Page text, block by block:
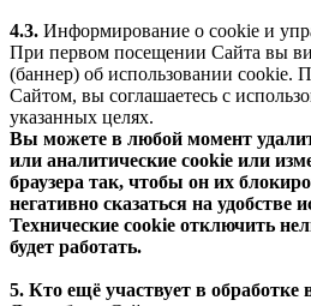
4.3. Информирование о cookie и
При первом посещении Сайта вы
(баннер) об использовании cookie.
Сайтом, вы соглашаетесь с
указанных целях.
Вы можете в любой момент
или аналитические cookie или
браузера так, чтобы он их
негативно сказаться на удобстве
Технические cookie отключить
будет работать.
5. Кто ещё участвует в